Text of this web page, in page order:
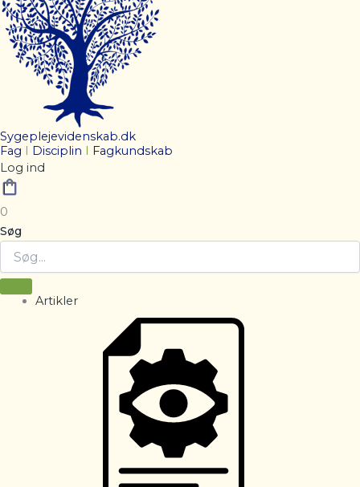
Sygeplejevidenskab.dk
Fag
Disciplin
Fagkundskab
Log ind
0
Søg
Artikler